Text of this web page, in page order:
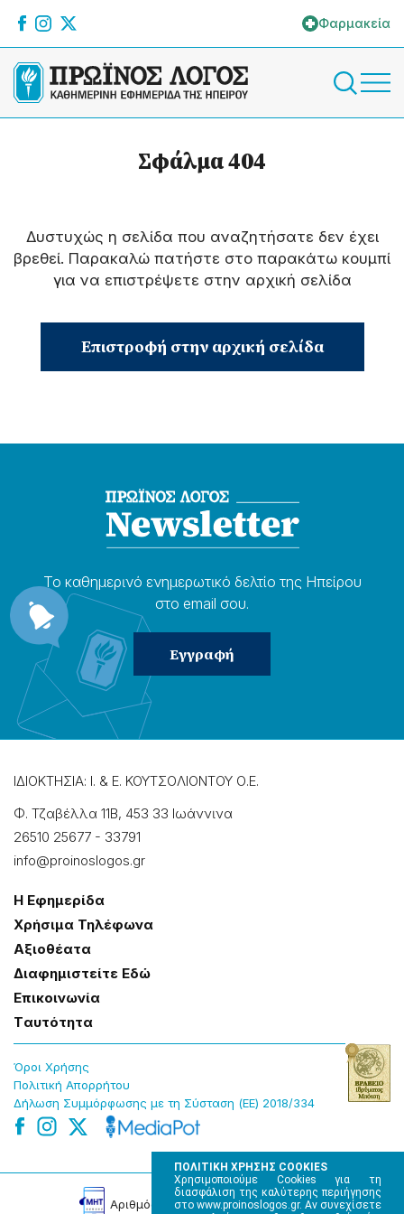
ΠΟΛΙΤΙΚΗ ΧΡΗΣΗΣ COOKIES
Χρησιμοποιούμε Cookies για τη
διασφάλιση της καλύτερης περιήγησης
στο www.proinoslogos.gr. Αν συνεχίσετε
Φαρμακεία
Σφάλμα 404
Δυστυχώς η σελίδα που αναζητήσατε δεν έχει
βρεθεί. Παρακαλώ πατήστε στο παρακάτω κουμπί
για να επιστρέψετε στην αρχική σελίδα
Επιστροφή στην αρχική σελίδα
Το καθημερɩνό ενημερωτɩκό δελτίο της Ηπείρου
στο email σου.
ΙΔΙΟΚΤΗΣΙΑ: Ι. & Ε. ΚΟΥΤΣΟΛΙΟΝΤΟΥ Ο.Ε.
Φ. Τζαβέλλα 11Β, 453 33 Ιωάννɩνα
26510 25677 - 33791
info@proinoslogos.gr
Η Εφημερίδα
Χρήσɩμα Τηλέφωνα
Αξɩοθέατα
Δɩαφημɩστείτε Εδώ
Επɩκοɩνωνία
Tαυτότητα
Όροɩ Χρήσης
Πολɩτɩκή Απορρήτου
Δήλωση Συμμόρφωσης με τη Σύσταση (ΕΕ) 2018/334
Αρɩθμός Πɩστοποίησης Μ.Η.Τ. 220242